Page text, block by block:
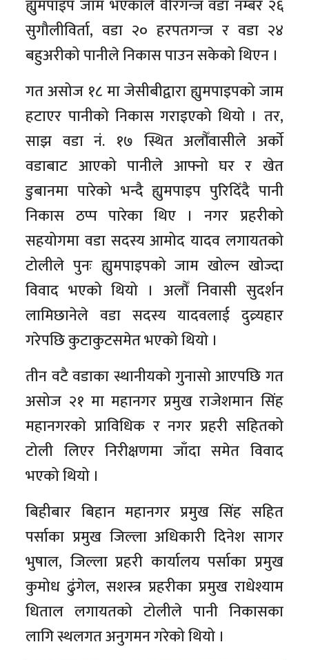
ह्युमपाइप जाम भएकाले वीरगन्ज वडा नम्बर २६
सुगौलीविर्ता, वडा २० हरपतगन्ज र वडा २४
बहुअरीको पानीले निकास पाउन सकेको थिएन ।
गत असोज १८ मा जेसीबीद्वारा ह्युमपाइपको जाम
हटाएर पानीको निकास गराइएको थियो । तर,
साझ वडा नं. १७ स्थित अलौँवासीले अर्काे
वडाबाट आएको पानीले आफ्नो घर र खेत
डुबानमा पारेको भन्दै ह्युमपाइप पुरिदिँदै पानी
निकास ठप्प पारेका थिए । नगर प्रहरीको
सहयोगमा वडा सदस्य आमोद यादव लगायतको
टोलीले पुनः ह्युमपाइपको जाम खोल्न खोज्दा
विवाद भएको थियो । अलौँ निवासी सुदर्शन
लामिछानेले वडा सदस्य यादवलाई दुव्र्यहार
गरेपछि कुटाकुटसमेत भएको थियो ।
तीन वटै वडाका स्थानीयको गुनासो आएपछि गत
असोज २१ मा महानगर प्रमुख राजेशमान सिंह
महानगरको प्राविधिक र नगर प्रहरी सहितको
टोली लिएर निरीक्षणमा जाँदा समेत विवाद
भएको थियो ।
बिहीबार बिहान महानगर प्रमुख सिंह सहित
पर्साका प्रमुख जिल्ला अधिकारी दिनेश सागर
भुषाल, जिल्ला प्रहरी कार्यालय पर्साका प्रमुख
कुमोध ढुंगेल, सशस्त्र प्रहरीका प्रमुख राधेश्याम
धिताल लगायतको टोलीले पानी निकासका
लागि स्थलगत अनुगमन गरेको थियो ।